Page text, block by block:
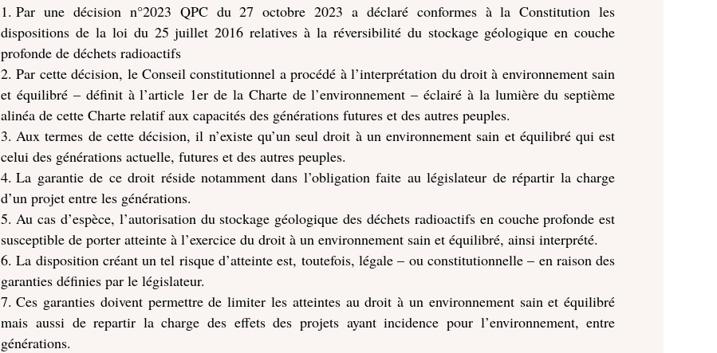
Par une décision n°2023 QPC du 27 octobre 2023 a déclaré conformes à la Constitution les
dispositions de la loi du 25 juillet 2016 relatives à la réversibilité du stockage géologique en couche
profonde de déchets radioactifs
Par cette décision, le Conseil constitutionnel a procédé à l’interprétation du droit à environnement sain
et équilibré – définit à l’article 1er de la Charte de l’environnement – éclairé à la lumière du septième
alinéa de cette Charte relatif aux capacités des générations futures et des autres peuples.
Aux termes de cette décision, il n’existe qu’un seul droit à un environnement sain et équilibré qui est
celui des générations actuelle, futures et des autres peuples.
La garantie de ce droit réside notamment dans l’obligation faite au législateur de répartir la charge
d’un projet entre les générations.
Au cas d’espèce, l’autorisation du stockage géologique des déchets radioactifs en couche profonde est
susceptible de porter atteinte à l’exercice du droit à un environnement sain et équilibré, ainsi interprété.
La disposition créant un tel risque d’atteinte est, toutefois, légale – ou constitutionnelle – en raison des
garanties définies par le législateur.
Ces garanties doivent permettre de limiter les atteintes au droit à un environnement sain et équilibré
mais aussi de repartir la charge des effets des projets ayant incidence pour l’environnement, entre
générations.